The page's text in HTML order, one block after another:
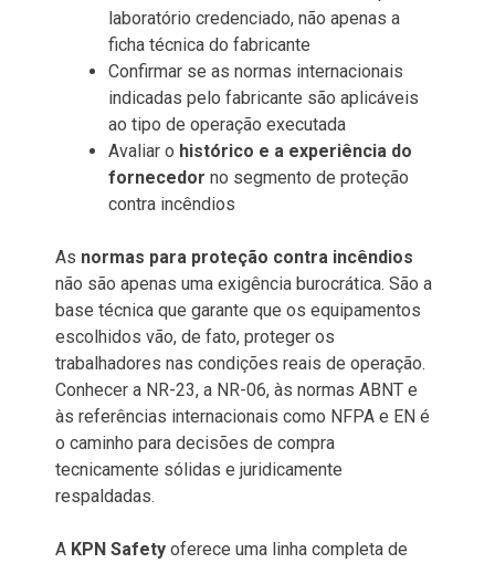
laboratório credenciado, não apenas a
ficha técnica do fabricante
Confirmar se as normas internacionais
indicadas pelo fabricante são aplicáveis
ao tipo de operação executada
Avaliar o histórico e a experiência do
fornecedor no segmento de proteção
contra incêndios
As normas para proteção contra incêndios
não são apenas uma exigência burocrática. São a
base técnica que garante que os equipamentos
escolhidos vão, de fato, proteger os
trabalhadores nas condições reais de operação.
Conhecer a NR-23, a NR-06, às normas ABNT e
às referências internacionais como NFPA e EN é
o caminho para decisões de compra
tecnicamente sólidas e juridicamente
respaldadas.
A KPN Safety oferece uma linha completa de